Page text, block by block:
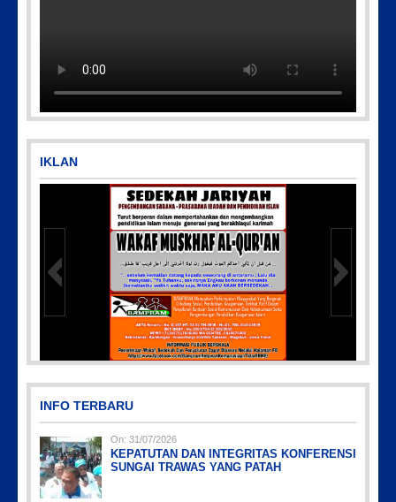
IKLAN
PicsArt_03-12-12.53.38
INFO TERBARU
On: 31/07/2026
KEPATUTAN DAN INTEGRITAS KONFERENSI
SUNGAI TRAWAS YANG PATAH